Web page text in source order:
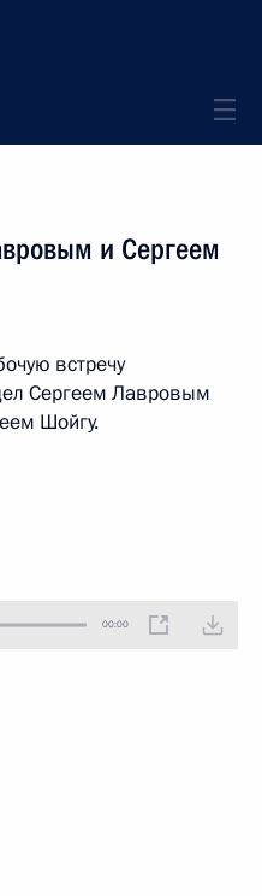
и Сергеем
встречу
Сергеем Лавровым
Шойгу.
00:00